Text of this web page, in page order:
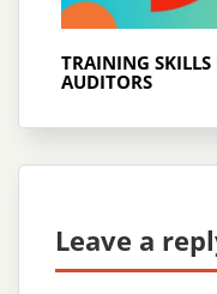
TRAINING
AUDITORS
Leave a